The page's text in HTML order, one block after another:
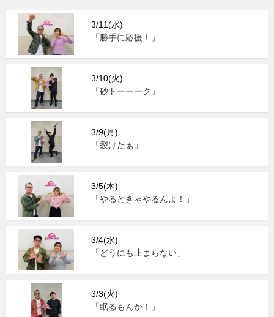
3/11(水)
「勝手に応援！」
3/10(火)
「砂トーーーク」
3/9(月)
「裂けたぁ」
3/5(木)
「やるときゃやるんよ！」
3/4(水)
「どうにも止まらない」
3/3(火)
「眠るもんか！」